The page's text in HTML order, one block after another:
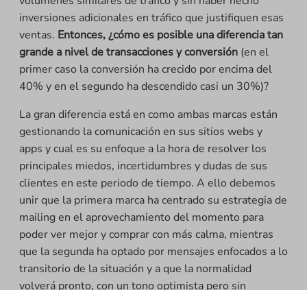
inversiones adicionales en tráfico que justifiquen esas
ventas. Entonces, ¿cómo es posible una diferencia tan
grande a nivel de transacciones y conversión (en el
primer caso la conversión ha crecido por encima del
40% y en el segundo ha descendido casi un 30%)?
La gran diferencia está en como ambas marcas están
gestionando la comunicación en sus sitios webs y
apps y cual es su enfoque a la hora de resolver los
principales miedos, incertidumbres y dudas de sus
clientes en este periodo de tiempo. A ello debemos
unir que la primera marca ha centrado su estrategia de
mailing en el aprovechamiento del momento para
poder ver mejor y comprar con más calma, mientras
que la segunda ha optado por mensajes enfocados a lo
transitorio de la situación y a que la normalidad
volverá pronto, con un tono optimista pero sin